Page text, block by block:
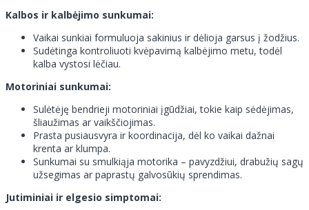
Kalbos ir kalbėjimo sunkumai:
Vaikai sunkiai formuluoja sakinius ir dėlioja garsus į žodžius.
Sudėtinga kontroliuoti kvėpavimą kalbėjimo metu, todėl
kalba vystosi lėčiau.
Motoriniai sunkumai:
Sulėtėję bendrieji motoriniai įgūdžiai, tokie kaip sėdėjimas,
šliaužimas ar vaikščiojimas.
Prasta pusiausvyra ir koordinacija, dėl ko vaikai dažnai
krenta ar klumpa.
Sunkumai su smulkiąja motorika – pavyzdžiui, drabužių sagų
užsegimas ar paprastų galvosūkių sprendimas.
Jutiminiai ir elgesio simptomai: